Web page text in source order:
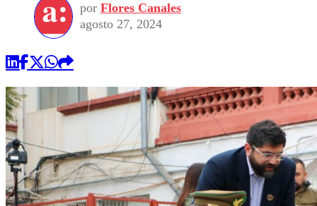
por Flores Canales
agosto 27, 2024